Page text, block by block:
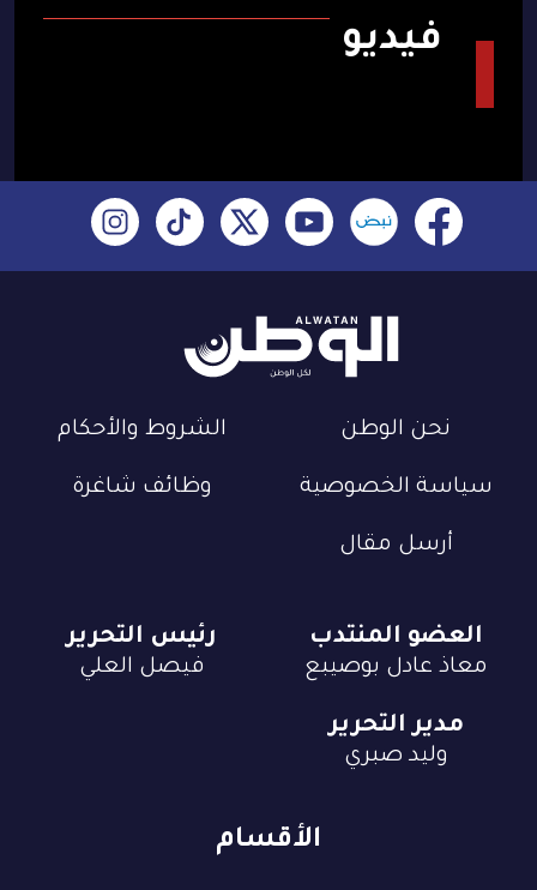
فيديو
نحن الوطن الشروط والأحكام
سياسة الخصوصية وظائف شاغرة
أرسل مقال
الأقسام
العضو المنتدب
معاذ عادل بوصيبع
رئيس التحرير
فيصل العلي
مدير التحرير
وليد صبري